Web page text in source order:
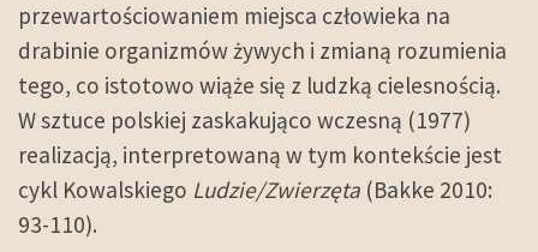
przewartościowaniem miejsca człowieka na
drabinie organizmów żywych i zmianą rozumienia
tego, co istotowo wiąże się z ludzką cielesnością.
W sztuce polskiej zaskakująco wczesną (1977)
realizacją, interpretowaną w tym kontekście jest
cykl Kowalskiego Ludzie/Zwierzęta (Bakke 2010:
93-110).